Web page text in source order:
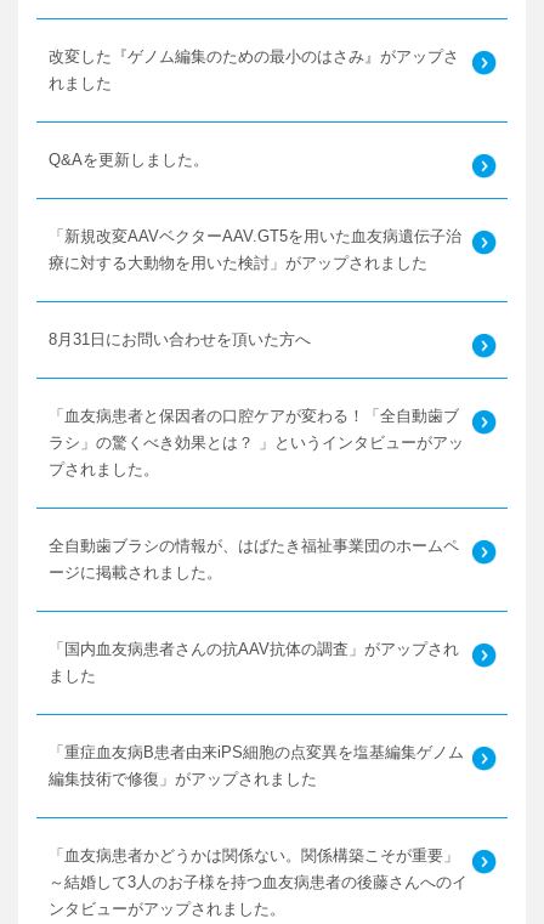
改変した『ゲノム編集のための最小のはさみ』がアップさ
れました
Q&Aを更新しました。
「新規改変AAVベクターAAV.GT5を用いた血友病遺伝子治
療に対する大動物を用いた検討」がアップされました
8月31日にお問い合わせを頂いた方へ
「血友病患者と保因者の口腔ケアが変わる！「全自動歯ブ
ラシ」の驚くべき効果とは？ 」というインタビューがアッ
プされました。
全自動歯ブラシの情報が、はばたき福祉事業団のホームペ
ージに掲載されました。
「国内血友病患者さんの抗AAV抗体の調査」がアップされ
ました
「重症血友病B患者由来iPS細胞の点変異を塩基編集ゲノム
編集技術で修復」がアップされました
「血友病患者かどうかは関係ない。関係構築こそが重要」
～結婚して3人のお子様を持つ血友病患者の後藤さんへのイ
ンタビューがアップされました。